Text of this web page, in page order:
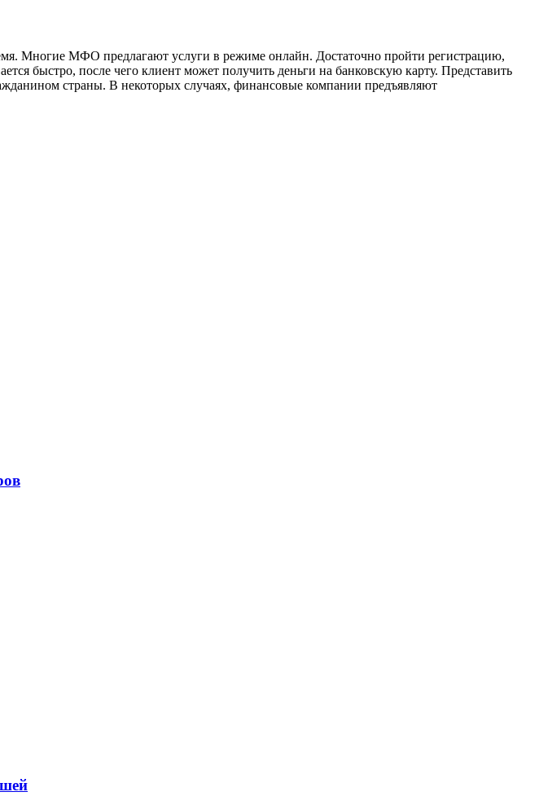
Многие МФО предлагают услуги в режиме онлайн. Достаточно пройти регистрацию,
быстро, после чего клиент может получить деньги на банковскую карту. Представить
страны. В некоторых случаях, финансовые компании предъявляют